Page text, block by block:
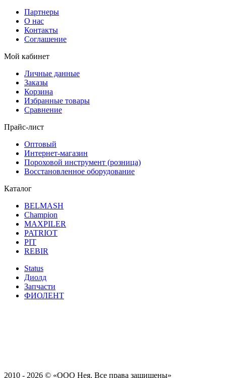
Партнеры
О нас
Контакты
Соглашение
Мой кабинет
Личные данные
Заказы
Корзина
Избранные товары
Сравнение
Прайс-лист
Оптовый
Интернет-магазин
Пороховой инструмент (розница)
Восстановленное оборудование
Каталог
BELMASH
Champion
MAXPILER
PATRIOT
PIT
REBIR
Status
Диолд
Запчасти
ФИОЛЕНТ
2010 - 2026 © «ООО Нея. Все права защищены»